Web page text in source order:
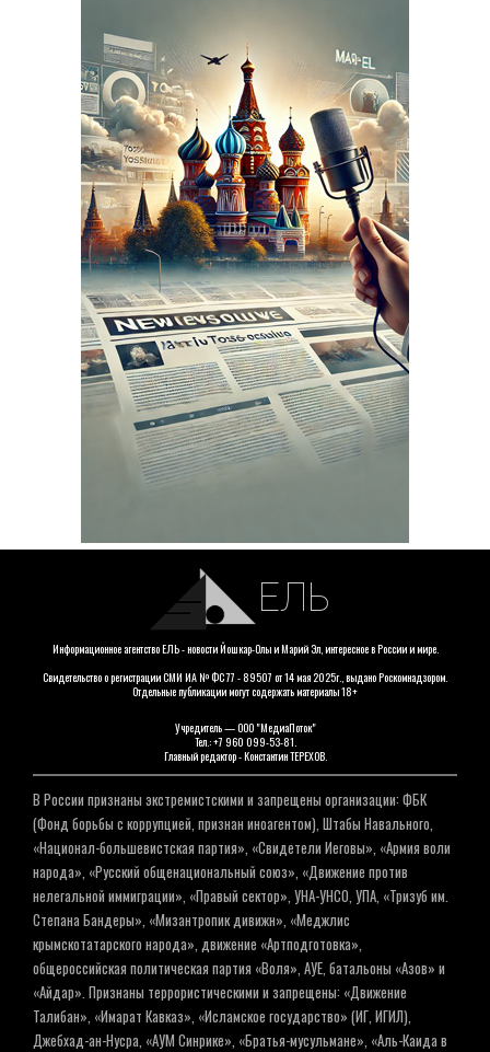
ЕЛЬ
Информационное агентство ЕЛЬ - новости Йошкар-Олы и Марий Эл, интересное в России и мире.
Свидетельство о регистрации СМИ ИА № ФС 77 - 89507 от 14 мая 2025г., выдано Роскомнадзором.
Отдельные публикации могут содержать материалы 18+
Учредитель — ООО "МедиаПоток"
Тел.: +7 960 099-53-81.
Главный редактор - Константин ТЕРЕХОВ.
В России признаны экстремистскими и запрещены организации: ФБК
(Фонд борьбы с коррупцией, признан иноагентом), Штабы Навального,
«Национал-большевистская партия», «Свидетели Иеговы», «Армия воли
народа», «Русский общенациональный союз», «Движение против
нелегальной иммиграции», «Правый сектор», УНА-УНСО, УПА, «Тризуб им.
Степана Бандеры», «Мизантропик дивижн», «Меджлис
крымскотатарского народа», движение «Артподготовка»,
общероссийская политическая партия «Воля», АУЕ, батальоны «Азов» и
«Айдар». Признаны террористическими и запрещены: «Движение
Талибан», «Имарат Кавказ», «Исламское государство» (ИГ, ИГИЛ),
Джебхад-ан-Нусра, «АУМ Синрике», «Братья-мусульмане», «Аль-Каида в